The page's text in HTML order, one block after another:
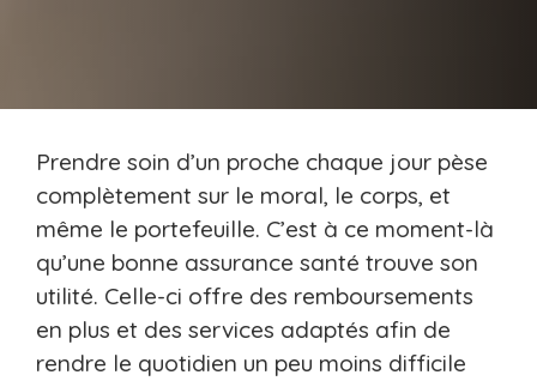
Prendre soin d’un proche chaque jour pèse
complètement sur le moral, le corps, et
même le portefeuille. C’est à ce moment-là
qu’une bonne assurance santé trouve son
utilité. Celle-ci offre des remboursements
en plus et des services adaptés afin de
rendre le quotidien un peu moins difficile